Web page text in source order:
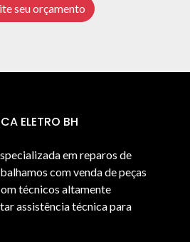
seu orçamento
ELETRO BH
em reparos de
com venda de peças
técnicos altamente
assistência técnica para